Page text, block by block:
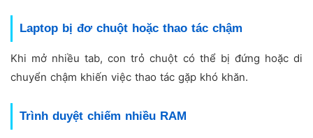
Laptop bị đơ chuột hoặc thao tác chậm
Khi mở nhiều tab, con trỏ chuột có thể bị đứng hoặc di
chuyển chậm khiến việc thao tác gặp khó khăn.
Trình duyệt chiếm nhiều RAM